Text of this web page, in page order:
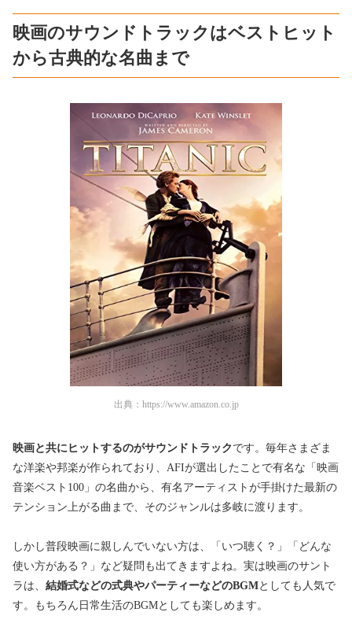
映画のサウンドトラックはベストヒット
から古典的な名曲まで
出典： https://www.amazon.co.jp
映画と共にヒットするのがサウンドトラック です。毎年さまざま
な洋楽や邦楽が作られており、AFIが選出したことで有名な「映画
音楽ベスト100」の名曲から、有名アーティストが手掛けた最新の
テンション上がる曲まで、そのジャンルは多岐に渡ります。
しかし普段映画に親しんでいない方は、「いつ聴く？」「どんな
使い方がある？」など疑問も出てきますよね。実は映画のサント
ラは、 結婚式などの式典やパーティーなどのBGMとしても人気で
す。もちろん日常生活のBGMとしても楽しめます。